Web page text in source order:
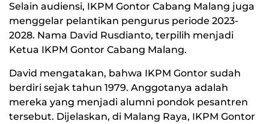
Selain audiensi, IKPM Gontor Cabang Malang juga
menggelar pelantikan pengurus periode 2023-
2028. Nama David Rusdianto, terpilih menjadi
Ketua IKPM Gontor Cabang Malang.
David mengatakan, bahwa IKPM Gontor sudah
berdiri sejak tahun 1979. Anggotanya adalah
mereka yang menjadi alumni pondok pesantren
tersebut. Dijelaskan, di Malang Raya, IKPM Gontor